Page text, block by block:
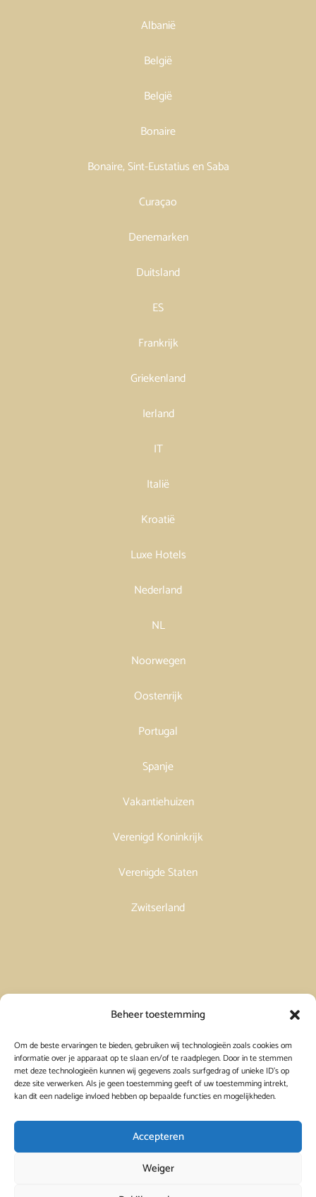
Beheer toestemming
Om de beste ervaringen te bieden, gebruiken wij technologieën zoals cookies om
informatie over je apparaat op te slaan en/of te raadplegen. Door in te stemmen
met deze technologieën kunnen wij gegevens zoals surfgedrag of unieke ID's op
deze site verwerken. Als je geen toestemming geeft of uw toestemming intrekt,
kan dit een nadelige invloed hebben op bepaalde functies en mogelijkheden.
Accepteren
Weiger
Albanië
België
België
Bonaire
Bonaire, Sint-Eustatius en Saba
Curaçao
Denemarken
Duitsland
ES
Frankrijk
Griekenland
Ierland
IT
Italië
Kroatië
Luxe Hotels
Nederland
NL
Noorwegen
Oostenrijk
Portugal
Spanje
Vakantiehuizen
Verenigd Koninkrijk
Verenigde Staten
Zwitserland
Vakantiehuis in Frankrijk huren
Vakantiehuis in Griekenland huren